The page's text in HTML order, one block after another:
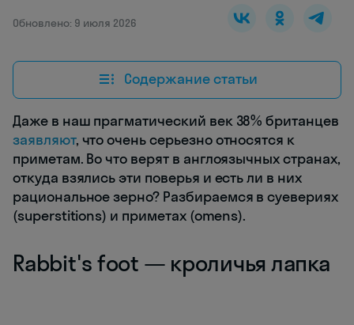
Обновлено: 9 июля 2026
Содержание статьи
Даже в наш прагматический век 38% британцев
заявляют, что очень серьезно относятся к
приметам. Во что верят в англоязычных странах,
откуда взялись эти поверья и есть ли в них
рациональное зерно? Разбираемся в суевериях
(superstitions) и приметах (omens).
Rabbit's foot — кроличья лапка